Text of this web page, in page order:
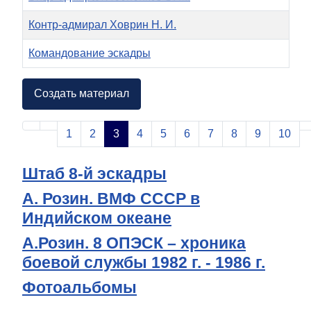
Контр-адмирал Ховрин Н. И.
Командование эскадры
Создать материал
1 2 3 4 5 6 7 8 9 10
Штаб 8-й эскадры
А. Розин. ВМФ СССР в
Индийском океане
А.Розин. 8 ОПЭСК – хроника
боевой службы 1982 г. - 1986 г.
Фотоальбомы